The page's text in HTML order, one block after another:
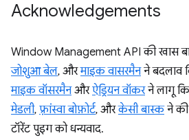
Acknowledgements
Window Management API की खास
जोशुआ बेल, औरमाइक वासरमैनने बदलाव
माइक वॉसरमैनऔरऐड्रियन वॉकरने लागू
मेडली, फ़्रांस्वा बोफ़ोर्ट, औरकेसी बास्कने की
टॉरेंट पुइग को धन्यवाद.